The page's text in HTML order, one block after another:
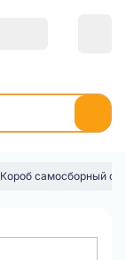
Короб самосборный с